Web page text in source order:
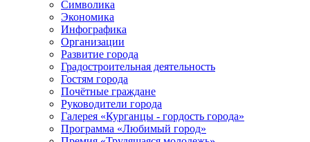
Символика
Экономика
Инфографика
Организации
Развитие города
Градостроительная деятельность
Гостям города
Почётные граждане
Руководители города
Галерея «Курганцы - гордость города»
Программа «Любимый город»